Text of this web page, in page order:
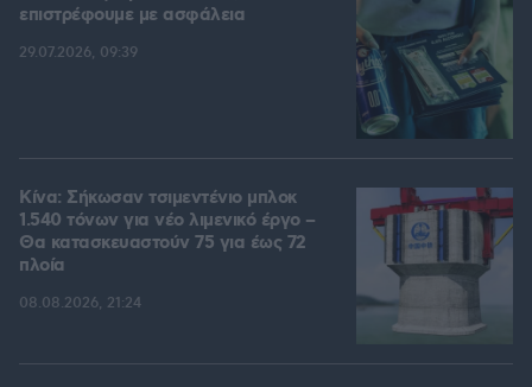
επιστρέφουμε με ασφάλεια
29.07.2026, 09:39
Κίνα: Σήκωσαν τσιμεντένιο μπλοκ
1.540 τόνων για νέο λιμενικό έργο –
Θα κατασκευαστούν 75 για έως 72
πλοία
08.08.2026, 21:24